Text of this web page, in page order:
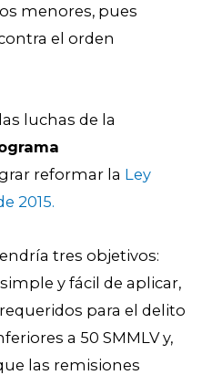
menores, pues
el orden
luchas de la
reformar la Ley
2015.
tres objetivos:
y fácil de aplicar,
para el delito
a 50 SMMLV y,
las remisiones